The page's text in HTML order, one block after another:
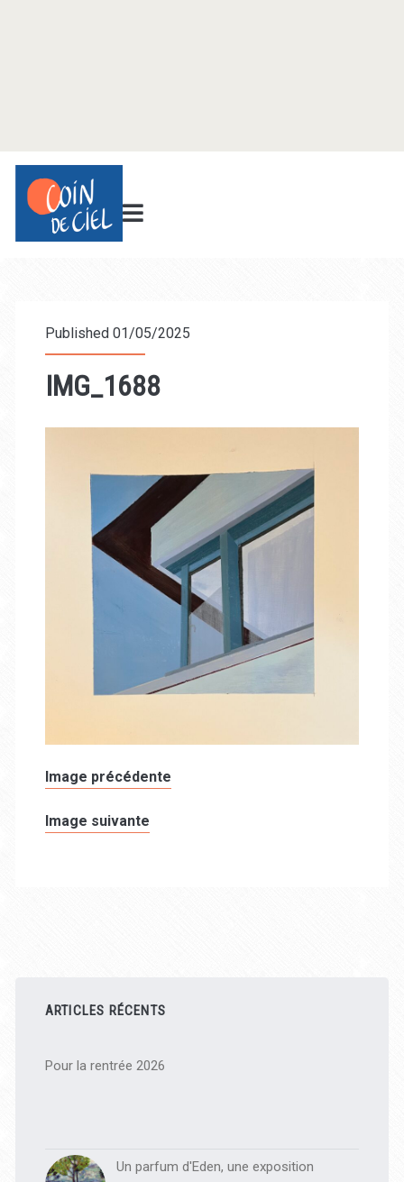
Published 01/05/2025
IMG_1688
Image précédente
Image suivante
latérale
principale
ARTICLES RÉCENTS
Pour la rentrée 2026
Un parfum d'Eden, une exposition